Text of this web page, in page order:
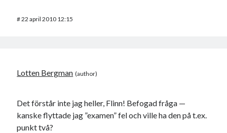
#22 april 2010 12:15
Lotten Bergman
Det förstår inte jag heller, Flinn! Befogad fråga —
kanske flyttade jag ”examen” fel och ville ha den på t.ex.
punkt två?